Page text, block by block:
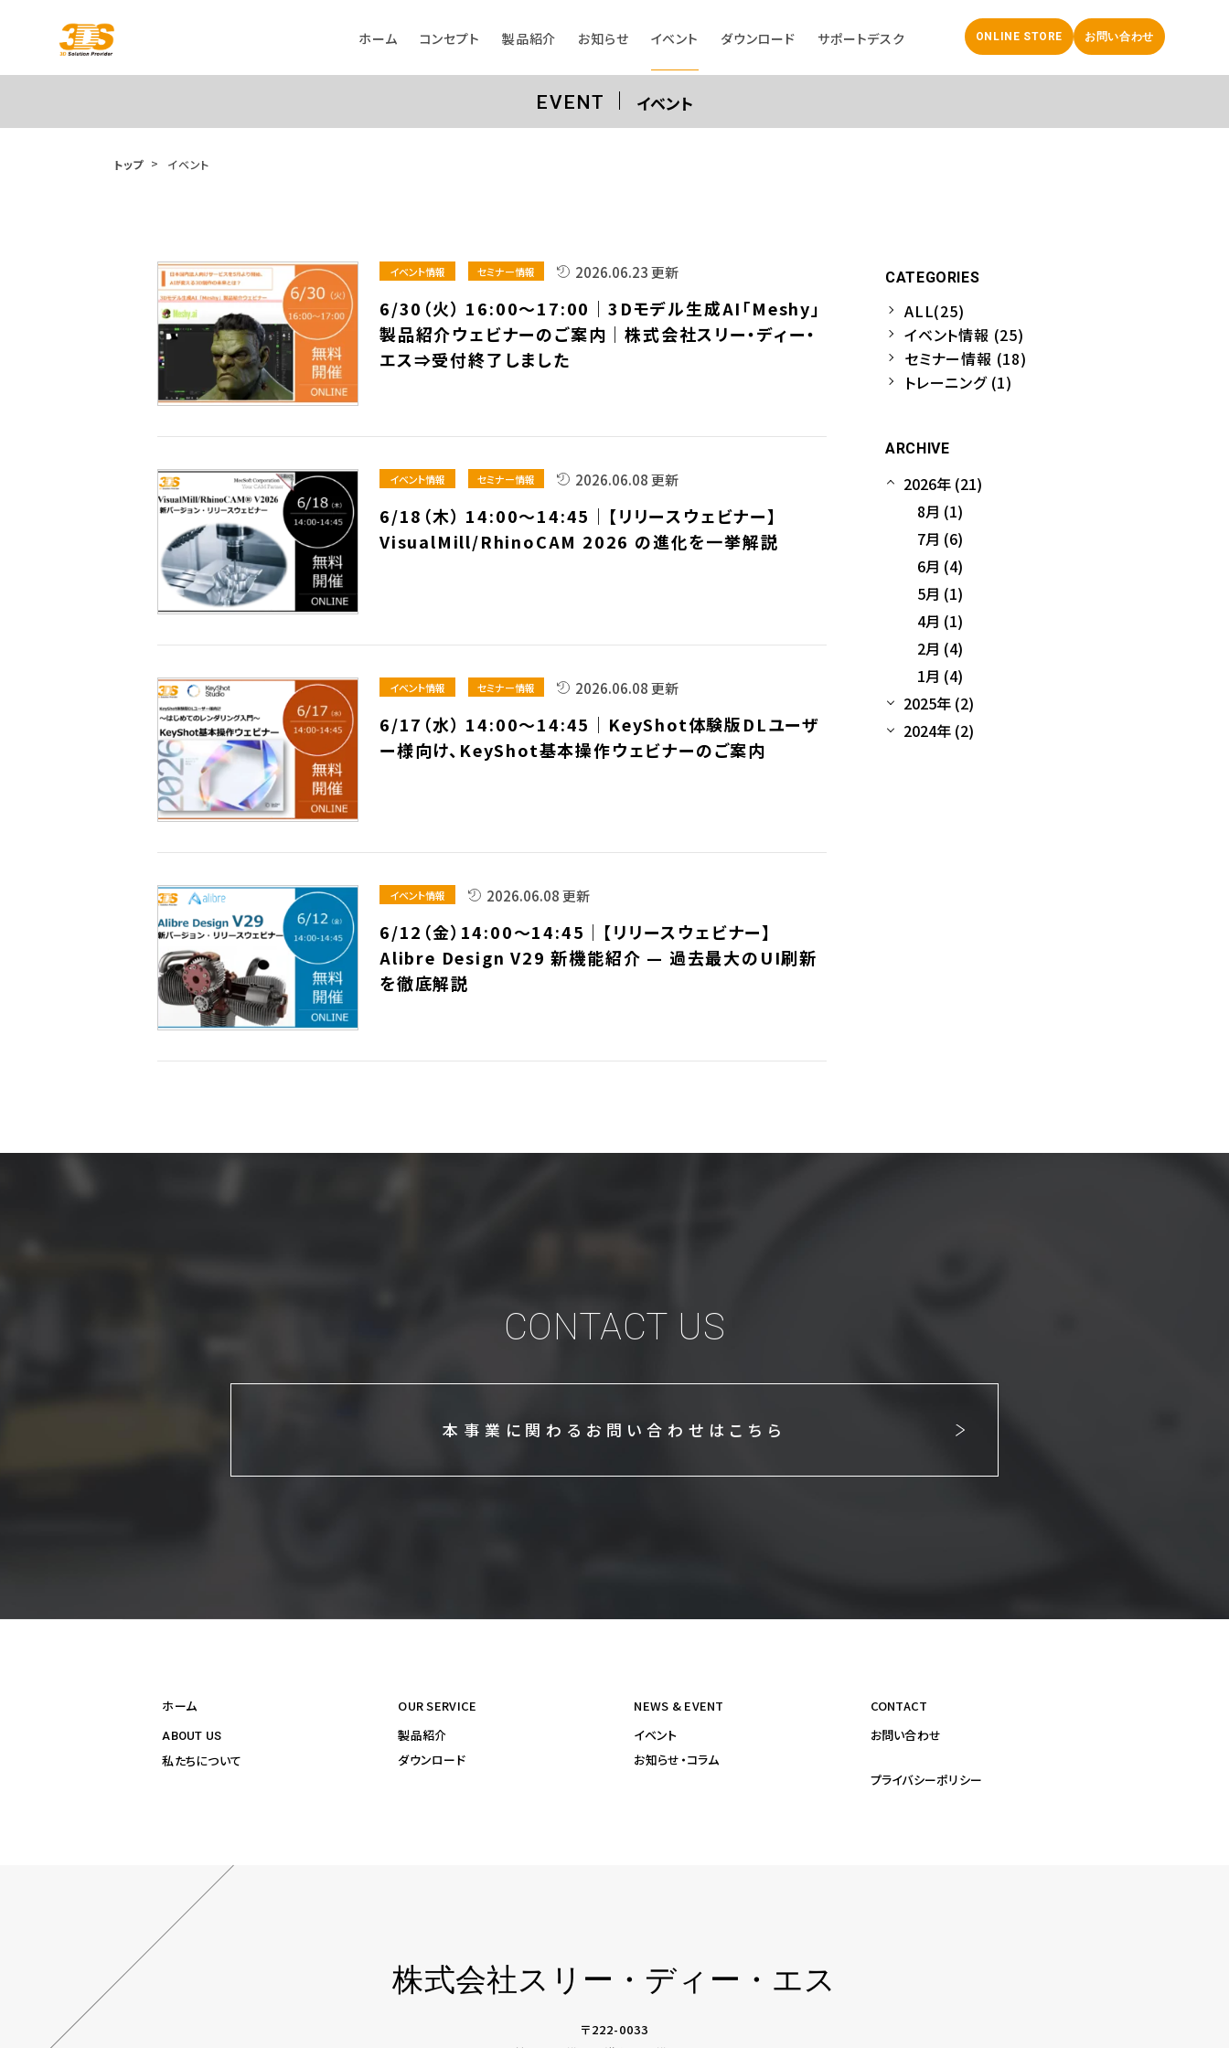
ONLINE STORE お問い合わせ
ホーム コンセプト 製品紹介 お知らせ イベント ダウンロード サポートデスク
EVENT イベント
トップ イベント
イベント情報 セミナー情報 2026.06.23 更新
6/30（火） 16:00～17:00｜3Dモデル生成AI「Meshy」
製品紹介ウェビナーのご案内｜株式会社スリー・ディー・
エス⇒受付終了しました
イベント情報 セミナー情報 2026.06.08 更新
6/18（木） 14:00～14:45｜【リリースウェビナー】
VisualMill/RhinoCAM 2026 の進化を一挙解説
イベント情報 セミナー情報 2026.06.08 更新
6/17（水） 14:00～14:45｜KeyShot体験版DLユーザ
ー様向け、KeyShot基本操作ウェビナーのご案内
イベント情報 2026.06.08 更新
6/12（金）14:00～14:45｜【リリースウェビナー】
Alibre Design V29 新機能紹介 — 過去最大のUI刷新
を徹底解説
CATEGORIES
ALL(25)
イベント情報 (25)
セミナー情報 (18)
トレーニング (1)
ARCHIVE
2026年 (21)
8月 (1)
7月 (6)
6月 (4)
5月 (1)
4月 (1)
2月 (4)
1月 (4)
2025年 (2)
2024年 (2)
CONTACT US
本事業に関わる お問い合わせはこちら
ホーム
ABOUT US
私たちについて
OUR SERVICE
製品紹介
ダウンロード
NEWS & EVENT
イベント
お知らせ・コラム
CONTACT
お問い合わせ
プライバシーポリシー
株式会社スリー・ディー・エス
〒222-0033